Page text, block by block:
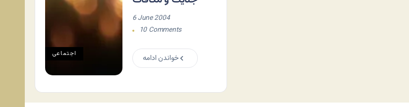
اجتماعی
6 June 2004
10 Comments
خواندن ادامه